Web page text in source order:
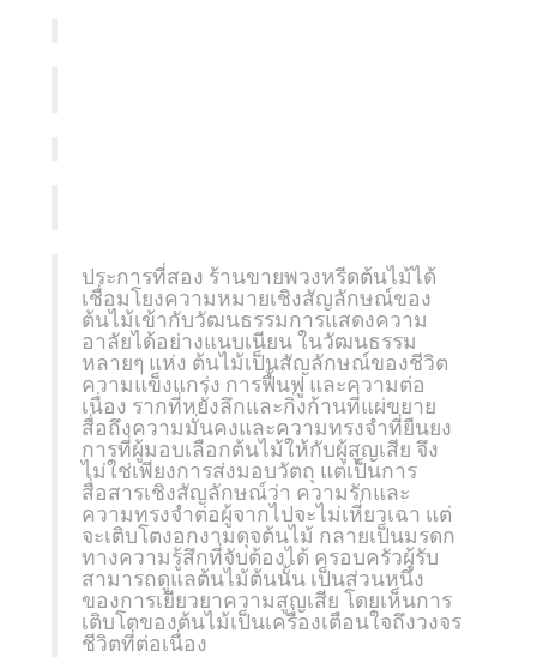
ประการที่สอง ร้านขายพวงหรีดต้นไม้ได้
เชื่อมโยงความหมายเชิงสัญลักษณ์ของ
ต้นไม้เข้ากับวัฒนธรรมการแสดงความ
อาลัยได้อย่างแนบเนียน ในวัฒนธรรม
หลายๆ แห่ง ต้นไม้เป็นสัญลักษณ์ของชีวิต
ความแข็งแกร่ง การฟื้นฟู และความต่อ
เนื่อง รากที่หยั่งลึกและกิ่งก้านที่แผ่ขยาย
สื่อถึงความมั่นคงและความทรงจำที่ยืนยง
การที่ผู้มอบเลือกต้นไม้ให้กับผู้สูญเสีย จึง
ไม่ใช่เพียงการส่งมอบวัตถุ แต่เป็นการ
สื่อสารเชิงสัญลักษณ์ว่า ความรักและ
ความทรงจำต่อผู้จากไปจะไม่เหี่ยวเฉา แต่
จะเติบโตงอกงามดุจต้นไม้ กลายเป็นมรดก
ทางความรู้สึกที่จับต้องได้ ครอบครัวผู้รับ
สามารถดูแลต้นไม้ต้นนั้น เป็นส่วนหนึ่ง
ของการเยียวยาความสูญเสีย โดยเห็นการ
เติบโตของต้นไม้เป็นเครื่องเตือนใจถึงวงจร
ชีวิตที่ต่อเนื่อง